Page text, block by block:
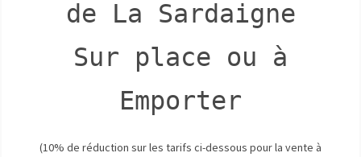
de La Sardaigne
Sur place ou à
Emporter
(10% de réduction sur les tarifs ci-dessous pour la vente à